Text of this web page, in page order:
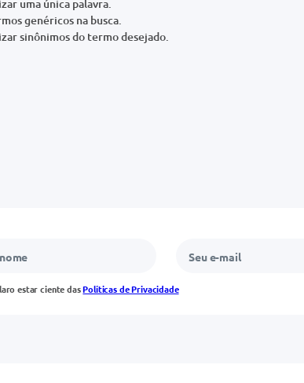
uma única palavra.
genéricos na busca.
sinônimos do termo desejado.
estar ciente dasPolíticas de Privacidade